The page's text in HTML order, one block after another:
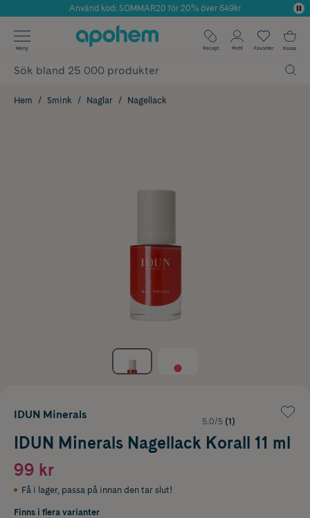
Årets Butik 2025 inom Skönhet
Använd kod: SOMMAR20 för 20% över 649kr
✓ Fri frakt
✓ Poäng på alla köp*
Meny Recept Profil Favoriter Kassa
Hem Smink Naglar Nagellack
IDUN Minerals
5.0/5 (1)
IDUN Minerals Nagellack Korall 11 ml
99 kr
Få i lager, passa på innan den tar slut!
Finns i flera varianter